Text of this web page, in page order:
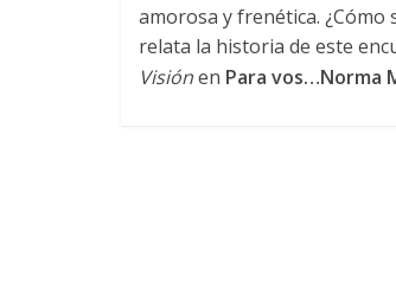
amorosa y frenética. ¿Cómo
relata la historia de este
Visiónen Para vos…Norma